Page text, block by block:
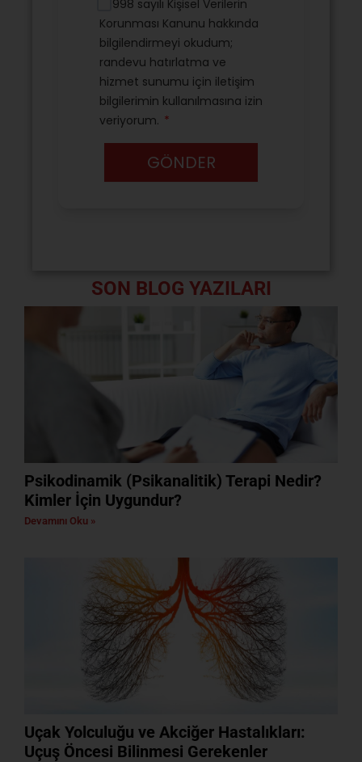
SON BLOG YAZILARI
Psikodinamik (Psikanalitik) Terapi Nedir?
Kimler İçin Uygundur?
Devamını Oku »
Uçak Yolculuğu ve Akciğer Hastalıkları:
Uçuş Öncesi Bilinmesi Gerekenler